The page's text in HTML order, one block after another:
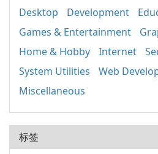
Desktop
Development
Games & Entertainment
Home & Hobby
Internet
System Utilities
Web
Miscellaneous
标签